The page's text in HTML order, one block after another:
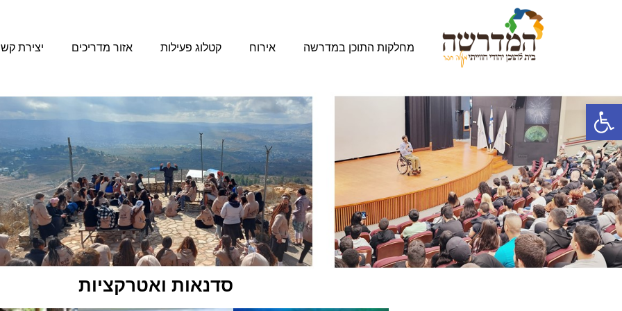
פתח סרגל נגישות
מחלקות התוכן במדרשה אירוח קטלוג פעילות אזור מדריכים יצירת
סדנאות ואטרקציות